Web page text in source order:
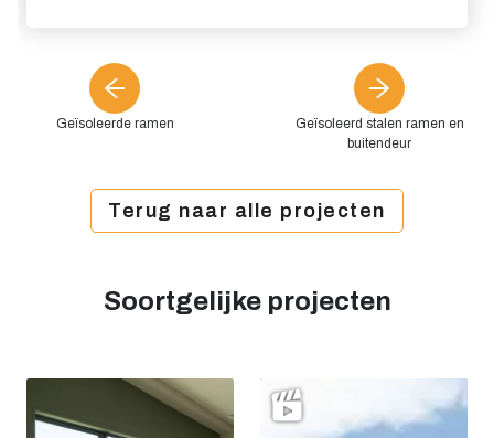
Geïsoleerde ramen
Geïsoleerd stalen ramen en
buitendeur
Terug naar alle projecten
Soortgelijke projecten